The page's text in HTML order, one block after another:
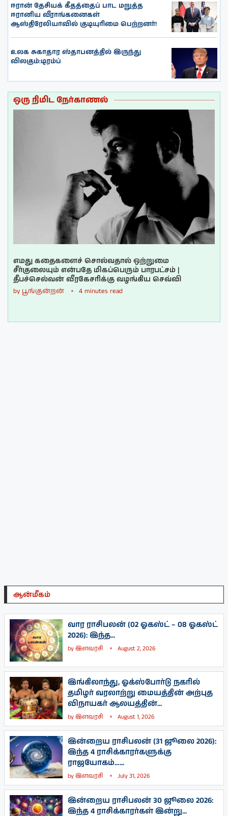
ஈரான் தேசியக் கீதத்தைப் பாட மறுத்த
ஈரானிய வீராங்கனைகள்
ஆஸ்திரேலியாவில் குடியுரிமை பெற்றனர்!
உலக சுகாதார ஸ்தாபனத்தில் இருந்து
விலகும்:டிரம்ப்
ஒரு நிமிட நேர்காணல்
எமது கதைகளைச் சொல்வதால் ஒற்றுமை
சீர்குலையும் என்பதே மிகப்பெரும் பாரபட்சம் |
தீபச்செல்வன் வீரகேசரிக்கு வழங்கிய செவ்வி
by பூங்குன்றன் 4 minutes read
ஆன்மீகம்
வார ராசிபலன் (02 ஓகஸ்ட் – 08 ஓகஸ்ட்
2026): இந்த...
byஇளவரசி August 2, 2026
இங்கிலாந்து, ஓக்ஸ்போர்டு நகரில்
தமிழர் வரலாற்று மையத்தின் அற்புத
விநாயகர் ஆலயத்தின்...
byஇளவரசி August 1, 2026
இன்றைய ராசிபலன் (31 ஜூலை 2026):
இந்த 4 ராசிக்காரர்களுக்கு
ராஜயோகம்…...
byஇளவரசி July 31, 2026
இன்றைய ராசிபலன் 30 ஜூலை 2026:
இந்த 4 ராசிக்காரர்கள் இன்று...